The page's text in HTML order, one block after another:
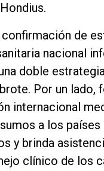
confirmación de
nacional
doble
Por un lado,
internacional
a los países
y brinda
clínico de los